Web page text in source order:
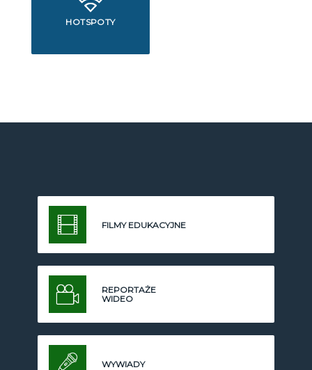
HOTSPOTY
FILMY EDUKACYJNE
REPORTAŻE
WIDEO
WYWIADY